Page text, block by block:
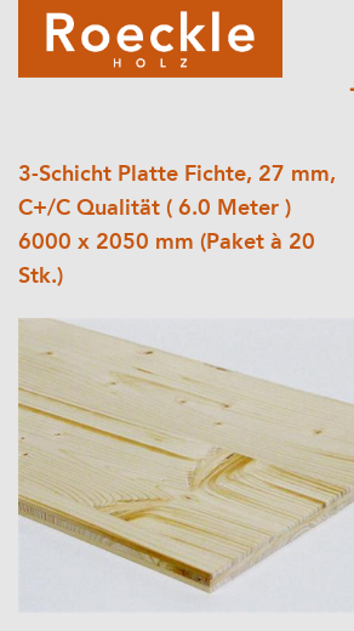
3-Schicht Platte Fichte, 27 mm,
C+/C Qualität ( 6.0 Meter )
6000 x 2050 mm (Paket à 20
Stk.)